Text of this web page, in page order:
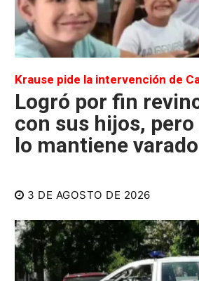
Krause pide la intervención de
Logró por fin
con sus hijos,
lo mantiene
3 DE AGOSTO DE 2026